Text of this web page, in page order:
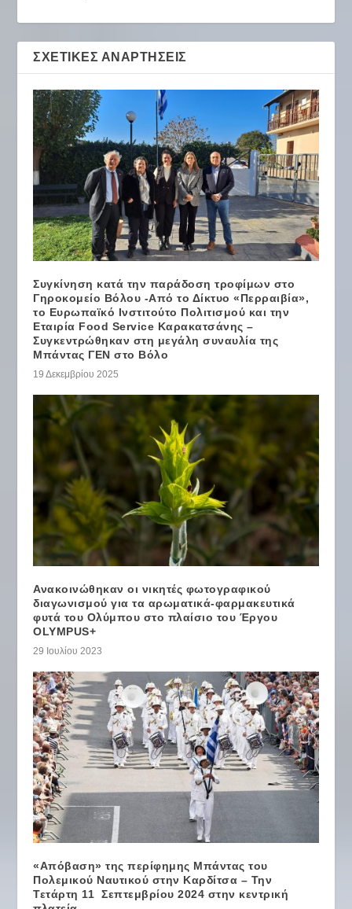
ΣΧΕΤΙΚΈΣ ΑΝΑΡΤΉΣΕΙΣ
Συγκίνηση κατά την παράδοση τροφίμων στο
Γηροκομείο Βόλου -Από το Δίκτυο «Περραιβία»,
το Ευρωπαϊκό Ινστιτούτο Πολιτισμού και την
Εταιρία Food Service Καρακατσάνης –
Συγκεντρώθηκαν στη μεγάλη συναυλία της
Μπάντας ΓΕΝ στο Βόλο
19 Δεκεμβρίου 2025
Ανακοινώθηκαν οι νικητές φωτογραφικού
διαγωνισμού για τα αρωματικά-φαρμακευτικά
φυτά του Ολύμπου στο πλαίσιο του Έργου
OLYMPUS+
29 Ιουλίου 2023
«Απόβαση» της περίφημης Μπάντας του
Πολεμικού Ναυτικού στην Καρδίτσα – Την
Τετάρτη 11 Σεπτεμβρίου 2024 στην κεντρική